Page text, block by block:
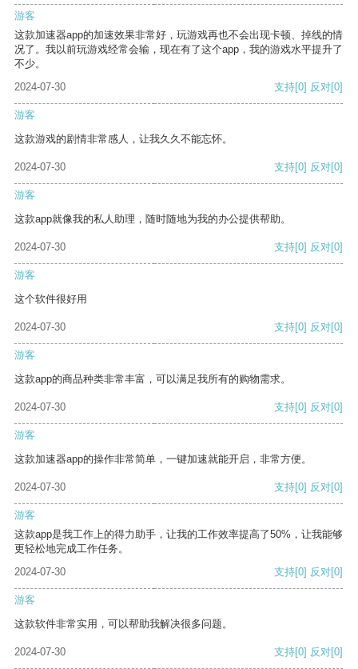
游客
这款加速器app的加速效果非常好，玩游戏再也不会出现卡顿、掉线的情
况了。我以前玩游戏经常会输，现在有了这个app，我的游戏水平提升了
不少。
2024-07-30
支持[0] 反对[0]
游客
这款游戏的剧情非常感人，让我久久不能忘怀。
2024-07-30 支持[0] 反对[0]
游客
这款app就像我的私人助理，随时随地为我的办公提供帮助。
2024-07-30 支持[0] 反对[0]
游客
这个软件很好用
2024-07-30 支持[0] 反对[0]
游客
这款app的商品种类非常丰富，可以满足我所有的购物需求。
2024-07-30 支持[0] 反对[0]
游客
这款加速器app的操作非常简单，一键加速就能开启，非常方便。
2024-07-30 支持[0] 反对[0]
游客
这款app是我工作上的得力助手，让我的工作效率提高了50%，让我能够
更轻松地完成工作任务。
2024-07-30
支持[0] 反对[0]
游客
这款软件非常实用，可以帮助我解决很多问题。
2024-07-30 支持[0] 反对[0]